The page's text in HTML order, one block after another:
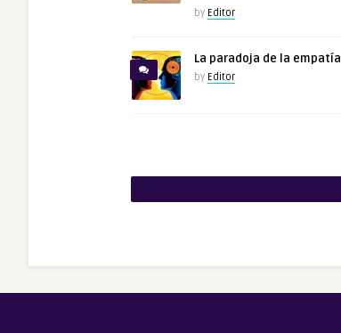
by Editor
La paradoja de la empatía
by Editor